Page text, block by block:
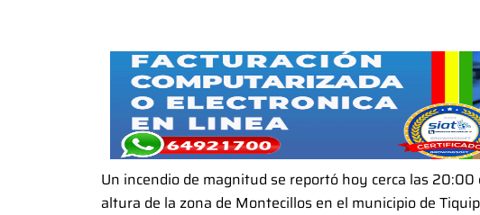
Un incendio de magnitud se reportó hoy cerca las
altura de la zona de Montecillos en el municipio de